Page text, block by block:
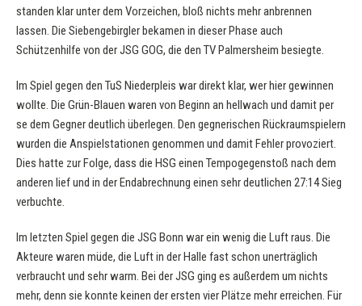
standen klar unter dem Vorzeichen, bloß nichts mehr anbrennen
lassen. Die Siebengebirgler bekamen in dieser Phase auch
Schützenhilfe von der JSG GOG, die den TV Palmersheim besiegte.
Im Spiel gegen den TuS Niederpleis war direkt klar, wer hier gewinnen
wollte. Die Grün-Blauen waren von Beginn an hellwach und damit per
se dem Gegner deutlich überlegen. Den gegnerischen Rückraumspielern
wurden die Anspielstationen genommen und damit Fehler provoziert.
Dies hatte zur Folge, dass die HSG einen Tempogegenstoß nach dem
anderen lief und in der Endabrechnung einen sehr deutlichen 27:14 Sieg
verbuchte.
Im letzten Spiel gegen die JSG Bonn war ein wenig die Luft raus. Die
Akteure waren müde, die Luft in der Halle fast schon unerträglich
verbraucht und sehr warm. Bei der JSG ging es außerdem um nichts
mehr, denn sie konnte keinen der ersten vier Plätze mehr erreichen. Für